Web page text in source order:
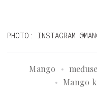
PHOTO: INSTAGRAM
Mango
Mango